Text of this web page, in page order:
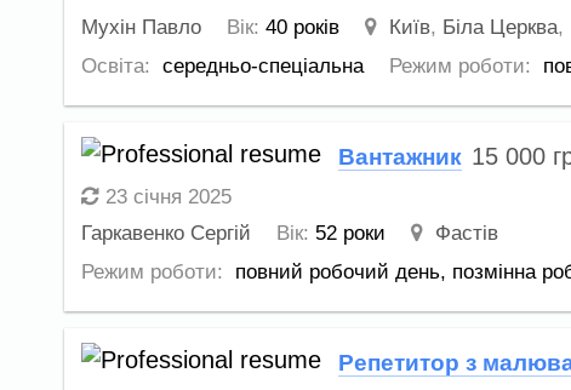
Мухін Павло
Вік: 40 років Київ, Біла Церква,
Освіта:
середньо-спеціальна Режим роботи:
Вантажник 15 000
23 січня 2025
Гаркавенко Сергій
Вік: 52 роки
Фастів
Режим роботи:
повний робочий день, позмінна
Репетитор з